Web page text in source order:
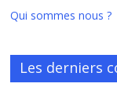
Qui sommes nous ?
Les derniers